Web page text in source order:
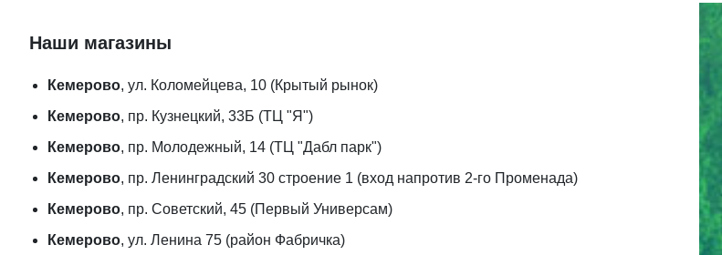
Наши магазины
Кемерово, ул. Коломейцева, 10 (Крытый рынок)
Кемерово, пр. Кузнецкий, 33Б (ТЦ "Я")
Кемерово, пр. Молодежный, 14 (ТЦ "Дабл парк")
Кемерово, пр. Ленинградский 30 строение 1 (вход напротив 2-го Променада)
Кемерово, пр. Советский, 45 (Первый Универсам)
Кемерово, ул. Ленина 75 (район Фабричка)